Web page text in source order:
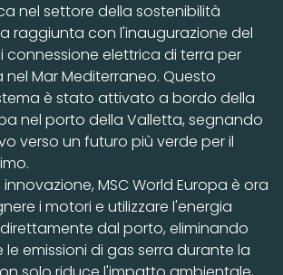
nel settore della sostenibilità
raggiunta con l'inaugurazione del
connessione elettrica di terra per
Mar Mediterraneo. Questo
è stato attivato a bordo della
nel porto della Valletta, segnando
verso un futuro più verde per il
MSC World Europa è ora
i motori e utilizzare l'energia
dal porto, eliminando
emissioni di gas serra durante la